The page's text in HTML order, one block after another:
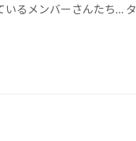
いるメンバーさんたち…